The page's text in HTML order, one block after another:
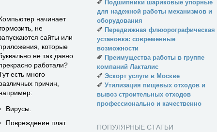
начинает
не
сайты или
которые
не так давно
работали?
есть много
причин,
Вирусы.
Повреждение плат.
✐ Подшипники шариковые упорные
для надежной работы механизмов и
оборудования
✐ Передвижная флюорографическая
установка: современные
возможности
✐ Преимущества работы в группе
компаний Лакталис
✐ Эскорт услуги в Москве
✐ Утилизация пищевых отходов и
вывоз строительных отходов
профессионально и качественно
ПОПУЛЯРНЫЕ СТАТЬИ